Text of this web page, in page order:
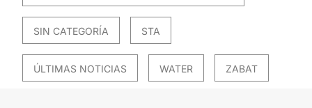
SIN CATEGORÍA STA
ÚLTIMAS NOTICIAS WATER ZABAT